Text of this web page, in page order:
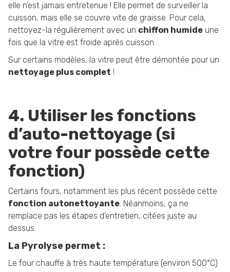
elle n’est jamais entretenue ! Elle permet de surveiller la
cuisson, mais elle se couvre vite de graisse. Pour cela,
nettoyez-la régulièrement avec un chiffon humide une
fois que la vitre est froide après cuisson.
Sur certains modèles, la vitre peut être démontée pour un
nettoyage plus complet !
4. Utiliser les fonctions
d’auto-nettoyage (si
votre four possède cette
fonction)
Certains fours, notamment les plus récent possède cette
fonction autonettoyante. Néanmoins, ça ne
remplace pas les étapes d’entretien, citées juste au
dessus.
La Pyrolyse permet :
Le four chauffe à très haute température (environ 500°C)